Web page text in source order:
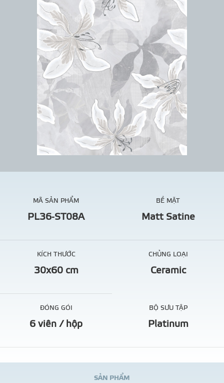
MÃ SẢN PHẨM
PL36-ST08A
BỀ MẶT
Matt Satine
KÍCH THƯỚC
30x60 cm
CHỦNG LOẠI
Ceramic
ĐÓNG GÓI
6 viên / hộp
BỘ SƯU TẬP
Platinum
SẢN PHẨM